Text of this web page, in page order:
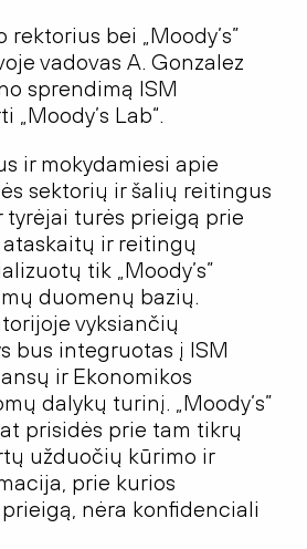
bei „Moody’s”
vadovas A. Gonzalez
sprendimą ISM
Lab“.
ir mokydamiesi apie
sektorių ir šalių reitingus
tyrėjai turės prieigą prie
ataskaitų ir reitingų
tik „Moody’s”
duomenų bazių.
vyksiančių
bus integruotas į ISM
ir Ekonomikos
dalykų turinį. „Moody’s”
prisidės prie tam tikrų
užduočių kūrimo ir
prie kurios
nėra konfidenciali